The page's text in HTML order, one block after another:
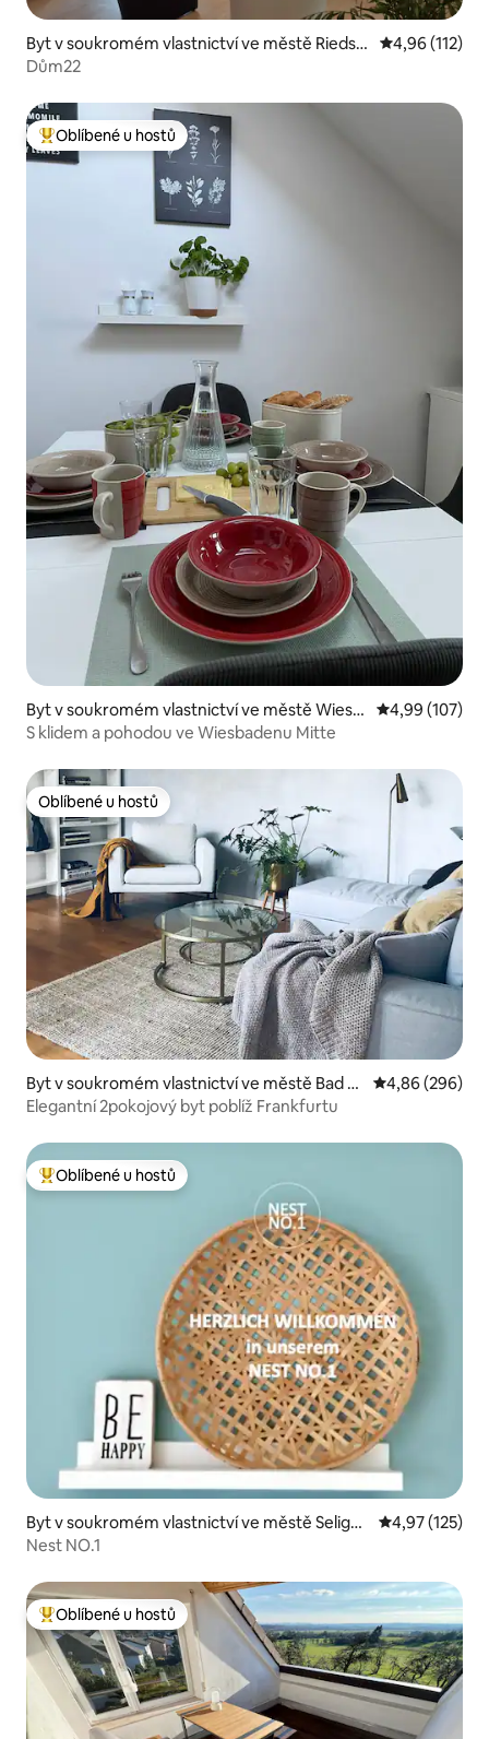
Byt v soukromém vlastnictví ve městě Riedsta
dt
Průměrné
4,96 (112)
Dům22
Nejlepší v kategorii Oblíbené u hostů
Oblíbené u hostů
Byt v soukromém vlastnictví ve městě Wiesb
aden
Průměrné
4,99 (107)
S klidem a pohodou ve Wiesbadenu Mitte
Oblíbené u hostů
Oblíbené u hostů
Byt v soukromém vlastnictví ve městě Bad Vil
bel
Průměrné
4,86 (296)
Elegantní 2pokojový byt poblíž Frankfurtu
Nejlepší v kategorii Oblíbené u hostů
Oblíbené u hostů
Byt v soukromém vlastnictví ve městě Seligen
stadt
Průměrné
4,97 (125)
Nest NO.1
Nejlepší v kategorii Oblíbené u hostů
Oblíbené u hostů